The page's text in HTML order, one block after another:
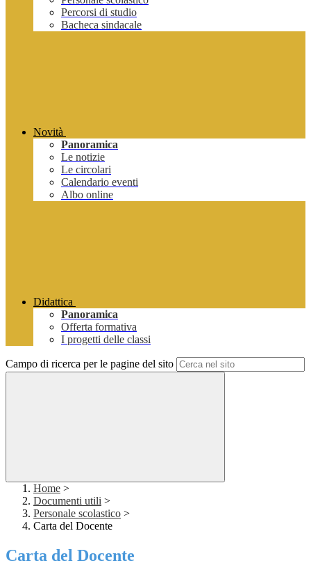
Percorsi di studio
Bacheca sindacale
Novità
Panoramica
Le notizie
Le circolari
Calendario eventi
Albo online
Didattica
Panoramica
Offerta formativa
I progetti delle classi
Campo di ricerca per le pagine del sito
Home >
Documenti utili >
Personale scolastico >
Carta del Docente
Carta del Docente